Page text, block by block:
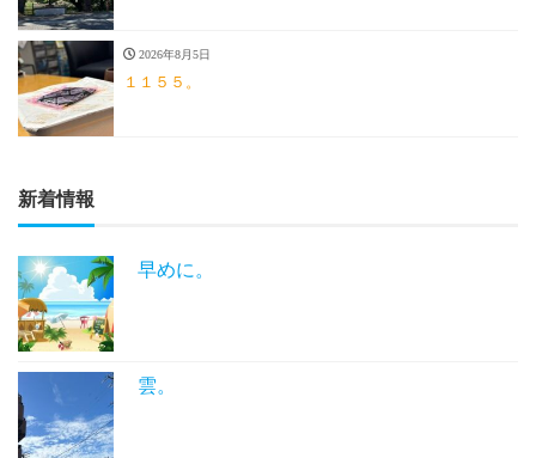
2026年8月5日
１１５５。
新着情報
早めに。
雲。